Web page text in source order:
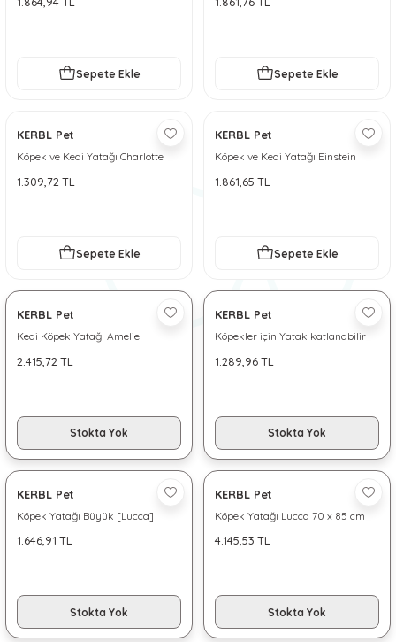
Sepete Ekle Sepete Ekle
KERBL Pet
Köpek ve Kedi Yatağı Charlotte
1.309,72 TL
Sepete Ekle
KERBL Pet
Köpek ve Kedi Yatağı Einstein
1.861,65 TL
Sepete Ekle
KERBL Pet
Kedi Köpek Yatağı Amelie
2.415,72 TL
Stokta Yok
KERBL Pet
Köpekler için Yatak katlanabilir
1.289,96 TL
Stokta Yok
KERBL Pet
Köpek Yatağı Büyük [Lucca]
1.646,91 TL
Stokta Yok
KERBL Pet
Köpek Yatağı Lucca 70 x 85 cm
4.145,53 TL
Stokta Yok